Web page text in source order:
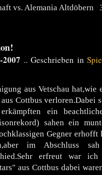
vs. Alemania Altdöbern
.. Geschrieben in
aus Vetschau hat,wie
Cottbus verloren.Dabei
ein
sahen ein
Gegner erhofft
im Abschluss
erfreut war
aus Cottbus dabei